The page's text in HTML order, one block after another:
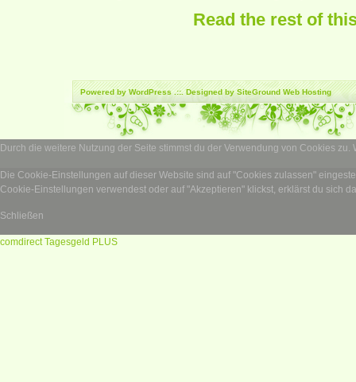
Read the rest of
Powered byWordPress.::. Designed by SiteGroundWeb Hosting
Durch die weitere Nutzung der Seite stimmst du der Verwendung von Cookies zu.
Die Cookie-Einstellungen auf dieser Website sind auf "Cookies zulassen"
Cookie-Einstellungen verwendest oder auf "Akzeptieren" klickst, erklärst du sich
Schließen
comdirect Tagesgeld PLUS